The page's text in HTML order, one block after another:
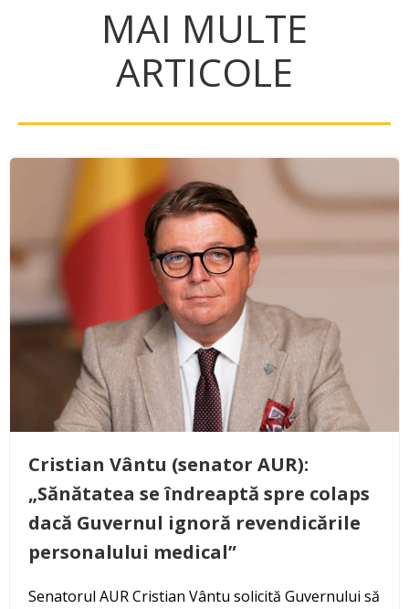
MAI MULTE
ARTICOLE
Cristian Vântu (senator AUR):
„Sănătatea se îndreaptă spre colaps
dacă Guvernul ignoră revendicările
personalului medical”
Senatorul AUR Cristian Vântu solicită Guvernului să